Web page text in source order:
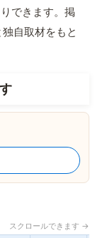
できます。掲
自取材をもと
スクロールできます →